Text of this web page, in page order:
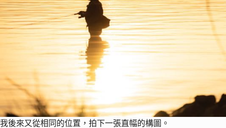
我後來又從相同的位置，拍下一張直幅的構圖。